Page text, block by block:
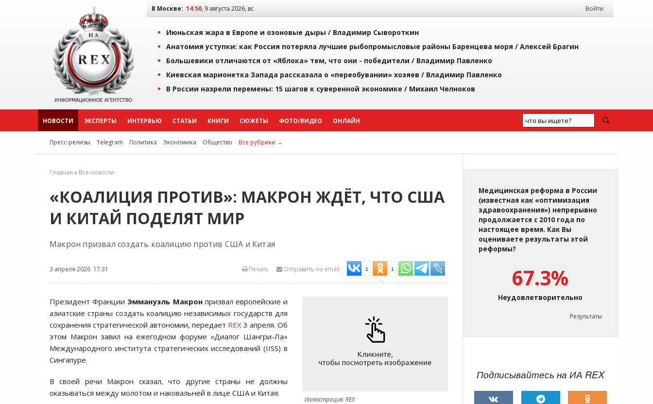
В Москве: 14:50, 9 августа 2026, вс Войти
Июньская жара в Европе и озоновые дыры / Владимир Сывороткин
Анатомия уступки: как Россия потеряла лучшие рыбопромысловые районы Баренцева моря / Алексей Брагин
Большевики отличаются от «Яблока» тем, что они - победители / Владимир Павленко
Киевская марионетка Запада рассказала о «переобувании» хозяев / Владимир Павленко
В России назрели перемены: 15 шагов к суверенной экономике / Михаил Челноков
НОВОСТИ ЭКСПЕРТЫ ИНТЕРВЬЮ СТАТЬИ КНИГИ СЮЖЕТЫ ФОТО/ВИДЕО ОНЛАЙН
Пресс-релизы Telegram Политика Экономика Общество Все рубрики →
Главная » Все новости
«КОАЛИЦИЯ ПРОТИВ»: МАКРОН ЖДЁТ, ЧТО США
И КИТАЙ ПОДЕЛЯТ МИР
Макрон призвал создать коалицию против США и Китая
3 апреля 2026 17:31 Отправить по email 1 1
Печать
Иллюстрация: REX
Президент Франции Эммануэль Макронпризвал европейские и
азиатские страны создать коалицию независимых государств для
сохранения стратегической автономии, передает REX 3 апреля. Об
этом Макрон завил на ежегодном форуме «Диалог Шангри-Ла»
Международного института стратегических исследований (IISS) в
Сингапуре.
В своей речи Макрон сказал, что другие страны не должны
оказываться между молотом и наковальней в лице США и Китая.
Медицинская реформа в России
(известная как «оптимизация
здравоохранения») непрерывно
продолжается с 2010 года по
настоящее время. Как Вы
оцениваете результаты этой
реформы?
67.3%
Неудовлетворительно
Результаты
Подписывайтесь на ИА REX